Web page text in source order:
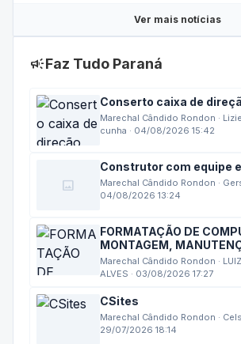
campaignFaz Tudo Paraná
Conserto caixa de
Marechal Cândido Rondon ·
image
Construtor com equipe
Marechal Cândido Rondon ·
FORMATAÇÃO DE
MONTAGEM,
Marechal Cândido Rondon · LUIZ
CSites
Marechal Cândido Rondon ·